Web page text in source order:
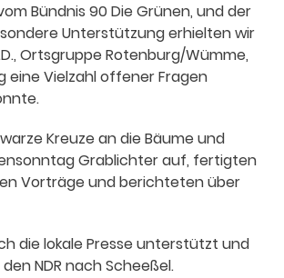
Bündnis 90 Die Grünen, und der
Unterstützung erhielten wir
Ortsgruppe Rotenburg/Wümme,
eine Vielzahl offener Fragen
Kreuze an die Bäume und
Grablichter auf, fertigten
Vorträge und berichteten über
die lokale Presse unterstützt und
NDR nach Scheeßel.